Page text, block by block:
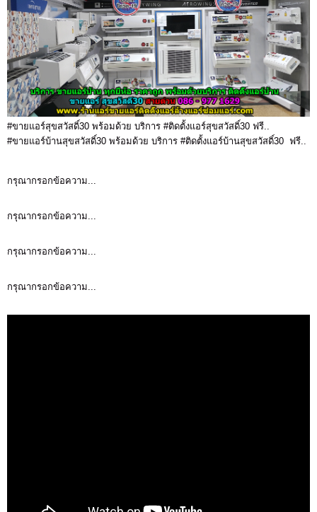
#ขายแอร์สุขสวัสดิ์30 พร้อมด้วย บริการ #ติดตั้งแอร์สุขสวัสดิ์30 ฟรี..
#ขายแอร์บ้านสุขสวัสดิ์30 พร้อมด้วย บริการ #ติดตั้งแอร์บ้านสุขสวัสดิ์30 ฟรี..
กรุณากรอกข้อความ...
กรุณากรอกข้อความ...
กรุณากรอกข้อความ...
กรุณากรอกข้อความ...